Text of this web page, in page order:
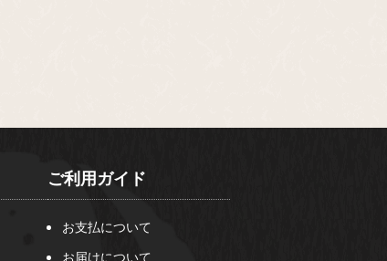
ご利用ガイド
お支払について
お届けについて